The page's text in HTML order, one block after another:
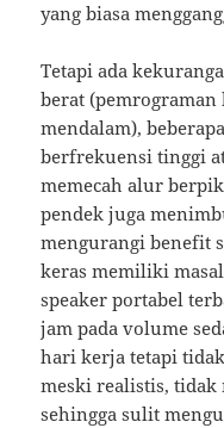
yang biasa
Tetapi ada
berat
mendalam),
berfrekuensi tinggi
memecah alur
pendek juga
mengurangi benefit
keras memiliki
speaker portabel
jam pada volume
hari kerja tetapi
meski realistis,
sehingga sulit